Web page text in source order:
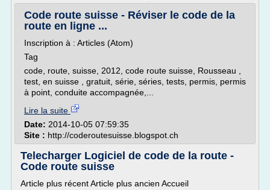
Code route suisse - Réviser le code de la
route en ligne ...
Inscription à : Articles (Atom)
Tag
code, route, suisse, 2012, code route suisse, Rousseau ,
test, en suisse , gratuit, série, séries, tests, permis, permis
à point, conduite accompagnée,...
Lire la suite
Date: 2014-10-05 07:59:35
Site : http://coderoutesuisse.blogspot.ch
Telecharger Logiciel de code de la route -
Code route suisse
Article plus récent Article plus ancien Accueil